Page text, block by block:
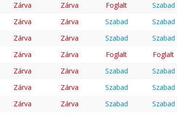
Zárva Zárva Foglalt Szabad
Zárva Zárva Szabad Szabad
Zárva Zárva Szabad Szabad
Zárva Zárva Foglalt Foglalt
Zárva Zárva Szabad Szabad
Zárva Zárva Szabad Szabad
Zárva Zárva Szabad Szabad